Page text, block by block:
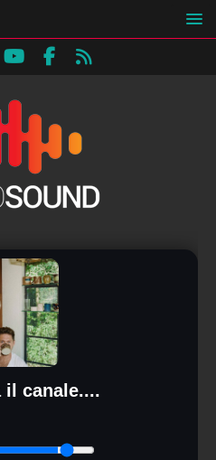
il canale....